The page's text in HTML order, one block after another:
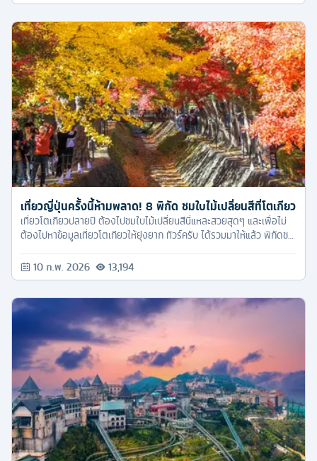
เที่ยวญี่ปุ่นครั้งนี้ห้ามพลาด! 8 พิกัด ชมใบไม้เปลี่ยนสีที่โตเกียว
เที่ยวโตเกียวปลายปี ต้องไปชมใบไม้เปลี่ยนสีนี่แหละสวยสุดๆ และเพื่อไม่
ต้องไปหาข้อมูลเที่ยวโตเกียวให้ยุ่งยาก ทัวร์ครับ ได้รวมมาให้แล้ว พิกัดชม
10 ก.พ. 2026 13,194